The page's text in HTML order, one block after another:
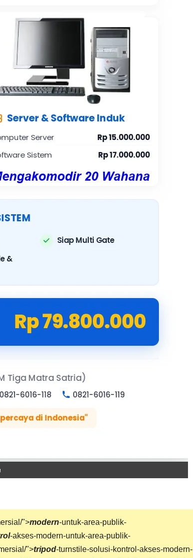
">modern-untuk-area-publik-
-akses-modern-untuk-area-publik-
">tripod-turnstile-solusi-kontrol-akses-modern-